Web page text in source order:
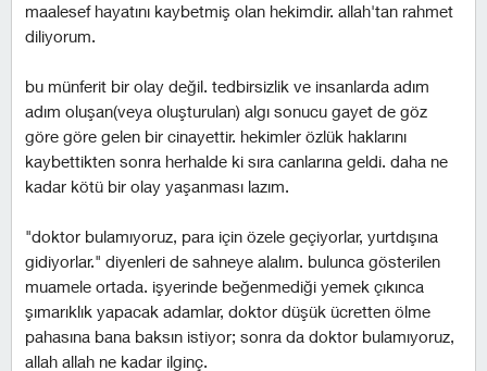
maalesef hayatını kaybetmiş olan hekimdir. allah'tan rahmet
diliyorum.
bu münferit bir olay değil. tedbirsizlik ve insanlarda adım
adım oluşan(veya oluşturulan) algı sonucu gayet de göz
göre göre gelen bir cinayettir. hekimler özlük haklarını
kaybettikten sonra herhalde ki sıra canlarına geldi. daha ne
kadar kötü bir olay yaşanması lazım.
"doktor bulamıyoruz, para için özele geçiyorlar, yurtdışına
gidiyorlar." diyenleri de sahneye alalım. bulunca gösterilen
muamele ortada. i̇şyerinde beğenmediği yemek çıkınca
şımarıklık yapacak adamlar, doktor düşük ücretten ölme
pahasına bana baksın istiyor; sonra da doktor bulamıyoruz,
allah allah ne kadar ilginç.